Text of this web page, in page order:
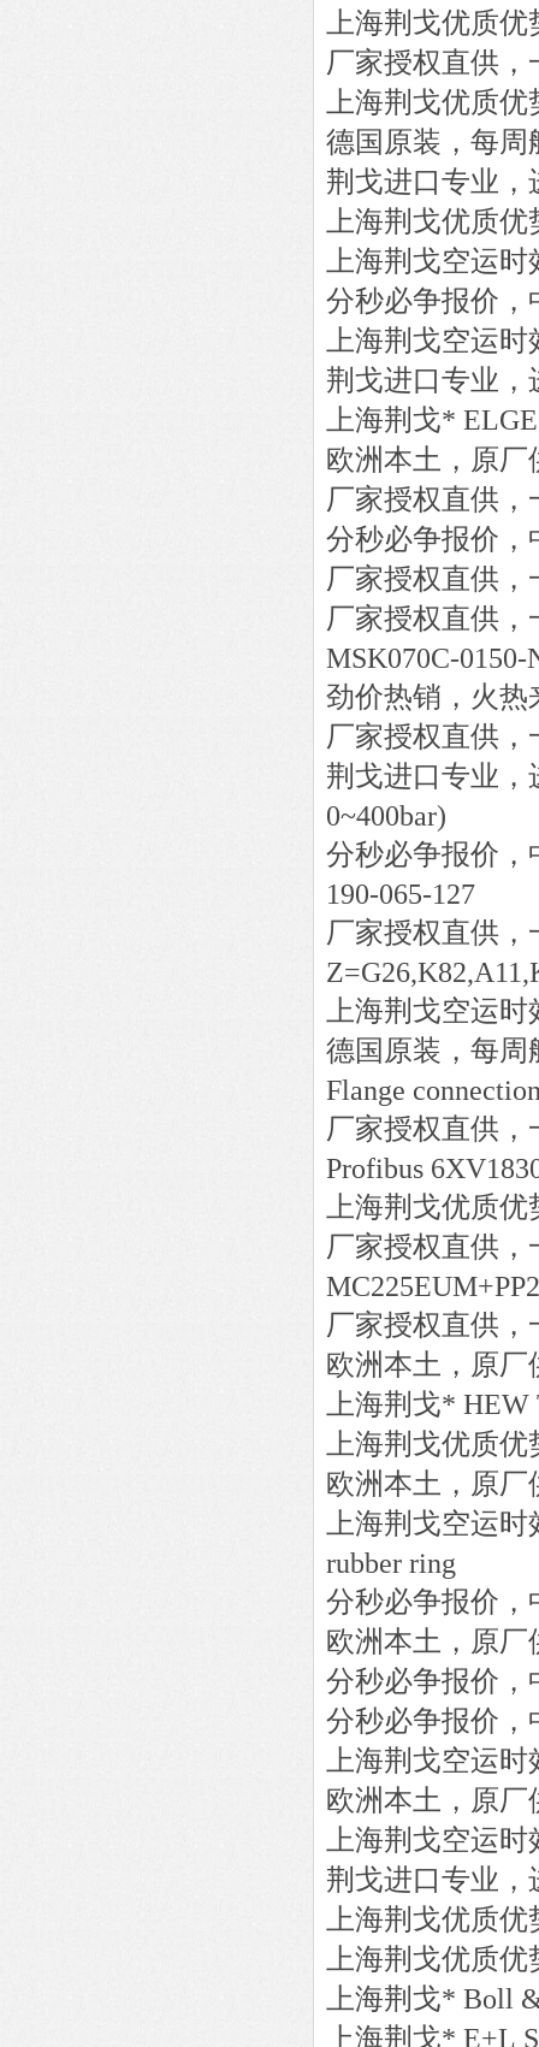
上海荆戈优质
厂家授权直供
上海荆戈优质
德国原装，每周
荆戈进口专业，
上海荆戈优质
上海荆戈空运时
分秒必争报价，
上海荆戈空运时
荆戈进口专业，
上海荆戈*
欧洲本土，原厂
厂家授权直供
分秒必争报价，
厂家授权直供
厂家授权直供
MSK070C-
劲价热销，火热
厂家授权直供
荆戈进口专业，
0~400bar)
分秒必争报价，
190-065-127
厂家授权直供
上海荆戈空运时
德国原装，每周
Flange
厂家授权直供
Profibus
上海荆戈优质
厂家授权直供
厂家授权直供
欧洲本土，原厂
上海荆戈* HEW
上海荆戈优质
欧洲本土，原厂
上海荆戈空运时
rubber ring
分秒必争报价，
欧洲本土，原厂
分秒必争报价，
分秒必争报价，
上海荆戈空运时
欧洲本土，原厂
上海荆戈空运时
荆戈进口专业，
上海荆戈优质
上海荆戈优质
上海荆戈* Boll
上海荆戈* E+L